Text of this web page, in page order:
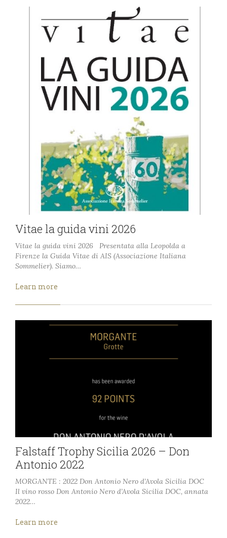
Vitae la guida vini 2026
Vitae la guida vini 2026 Presentata alla Leopolda a
Firenze la Guida Vitae di AIS (Associazione Italiana
Sommelier). Siamo…
Learn more
Falstaff Trophy Sicilia 2026 – Don
Antonio 2022
MORGANTE : 2022 Don Antonio Nero d’Avola Sicilia DOC
Il vino rosso Don Antonio Nero d’Avola Sicilia DOC, annata
2022…
Learn more